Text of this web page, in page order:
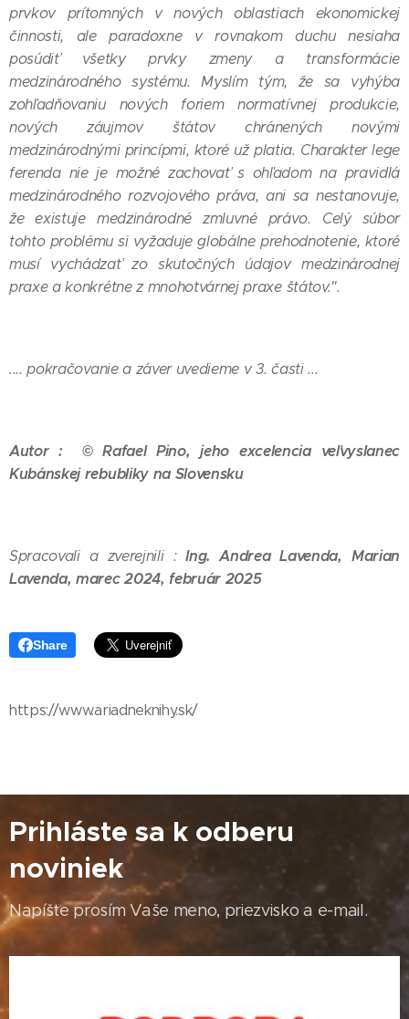
prvkov prítomných v nových oblastiach ekonomickej
činnosti, ale paradoxne v rovnakom duchu nesiaha
posúdiť všetky prvky zmeny a transformácie
medzinárodného systému. Myslím tým, že sa vyhýba
zohľadňovaniu nových foriem normatívnej produkcie,
nových záujmov štátov chránených novými
medzinárodnými princípmi, ktoré už platia. Charakter lege
ferenda nie je možné zachovať s ohľadom na pravidlá
medzinárodného rozvojového práva, ani sa nestanovuje,
že existuje medzinárodné zmluvné právo. Celý súbor
tohto problému si vyžaduje globálne prehodnotenie, ktoré
musí vychádzať zo skutočných údajov medzinárodnej
praxe a konkrétne z mnohotvárnej praxe štátov.".
.... pokračovanie a záver uvedieme v 3. časti ...
Autor :
© Rafael Pino, jeho excelencia veľvyslanec
Kubánskej rebubliky na Slovensku
Spracovali a zverejnili :Ing. Andrea Lavenda, Marian
Lavenda, marec 2024, február 2025
Share
https://www.ariadneknihy.sk/
Prihláste sa k odberu
noviniek
Napíšte prosím Vaše meno, priezvisko a e-mail.